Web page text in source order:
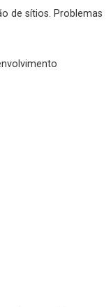
de sítios. Problemas